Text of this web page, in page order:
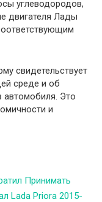
углеводородов,
двигателя Лады
свидетельствует
среде и об
автомобиля. Это
и
Принимать
Lada Priora 2015-